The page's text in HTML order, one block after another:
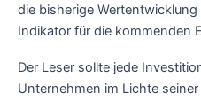
die bisherige
Indikator für die kommenden
Der Leser sollte jede
Unternehmen im Lichte